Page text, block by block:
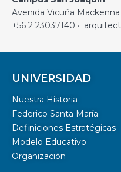
Avenida Vicuña
+56 2 23037140 ·
UNIVERSIDAD
Nuestra Historia
Federico Santa María
Definiciones Estratégicas
Modelo Educativo
Organización